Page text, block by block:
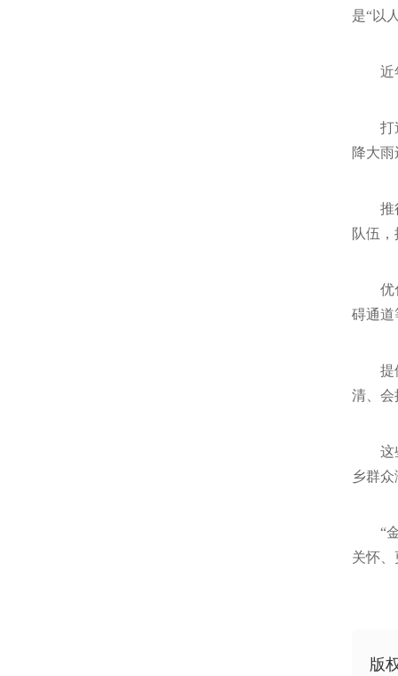
是“以
近
打
降大
推
队伍
优
碍通道
提
清、会
这
乡群
“
关怀
版